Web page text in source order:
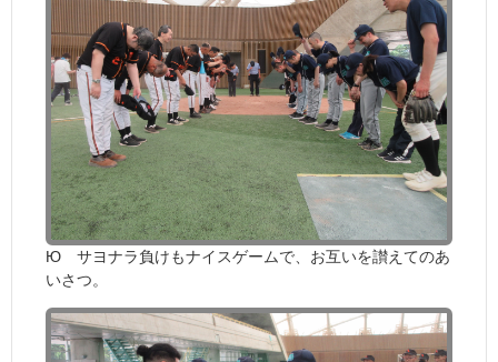
Ю サヨナラ負けもナイスゲームで、お互いを讃えてのあ
いさつ。